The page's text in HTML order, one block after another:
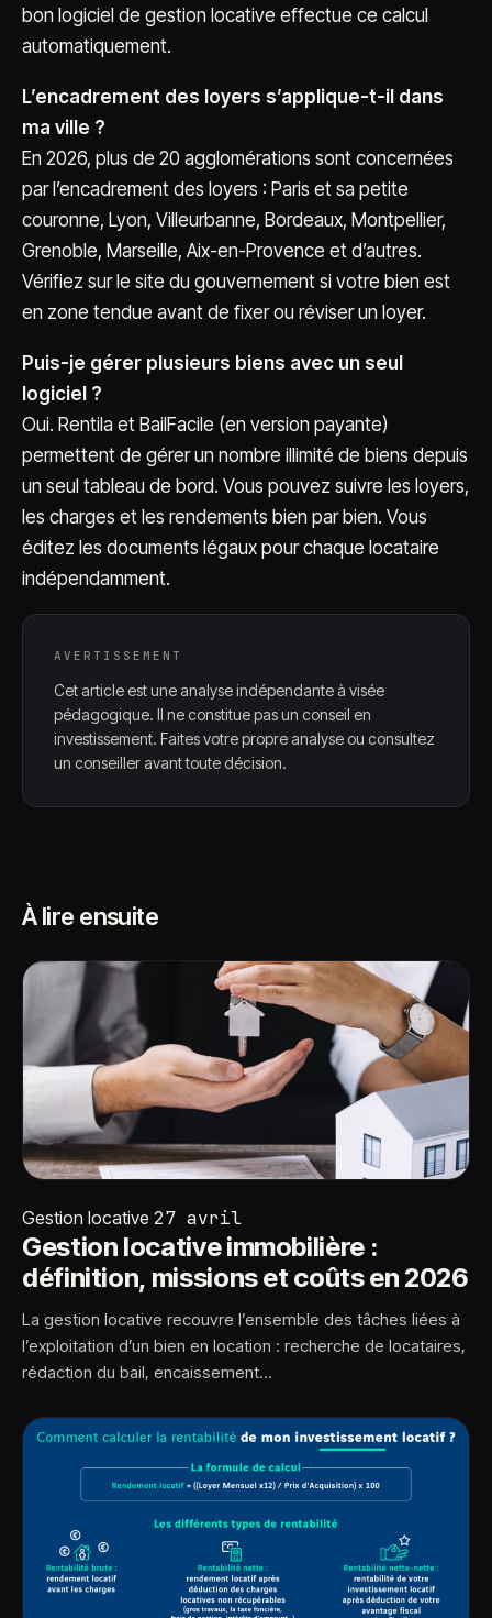
bon logiciel de gestion locative effectue ce calcul
automatiquement.
L’encadrement des loyers s’applique-t-il dans
ma ville ?
En 2026, plus de 20 agglomérations sont concernées
par l’encadrement des loyers : Paris et sa petite
couronne, Lyon, Villeurbanne, Bordeaux, Montpellier,
Grenoble, Marseille, Aix-en-Provence et d’autres.
Vérifiez sur le site du gouvernement si votre bien est
en zone tendue avant de fixer ou réviser un loyer.
Puis-je gérer plusieurs biens avec un seul
logiciel ?
Oui. Rentila et BailFacile (en version payante)
permettent de gérer un nombre illimité de biens depuis
un seul tableau de bord. Vous pouvez suivre les loyers,
les charges et les rendements bien par bien. Vous
éditez les documents légaux pour chaque locataire
indépendamment.
AVERTISSEMENT
Cet article est une analyse indépendante à visée
pédagogique. Il ne constitue pas un conseil en
investissement. Faites votre propre analyse ou consultez
un conseiller avant toute décision.
À lire ensuite
Gestion locative 27 avril
Gestion locative immobilière :
définition, missions et coûts en 2026
La gestion locative recouvre l’ensemble des tâches liées à
l’exploitation d’un bien en location : recherche de locataires,
rédaction du bail, encaissement…